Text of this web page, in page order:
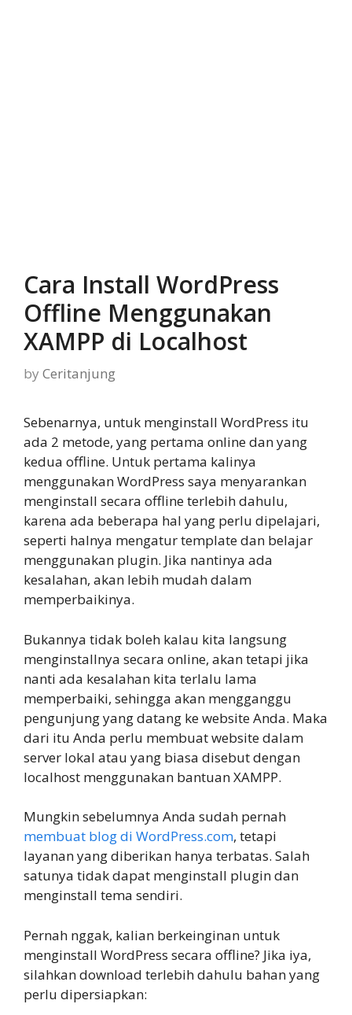
Cara Install WordPress
Offline Menggunakan
XAMPP di Localhost
by Ceritanjung
Sebenarnya, untuk menginstall WordPress itu
ada 2 metode, yang pertama online dan yang
kedua offline. Untuk pertama kalinya
menggunakan WordPress saya menyarankan
menginstall secara offline terlebih dahulu,
karena ada beberapa hal yang perlu dipelajari,
seperti halnya mengatur template dan belajar
menggunakan plugin. Jika nantinya ada
kesalahan, akan lebih mudah dalam
memperbaikinya.
Bukannya tidak boleh kalau kita langsung
menginstallnya secara online, akan tetapi jika
nanti ada kesalahan kita terlalu lama
memperbaiki, sehingga akan mengganggu
pengunjung yang datang ke website Anda. Maka
dari itu Anda perlu membuat website dalam
server lokal atau yang biasa disebut dengan
localhost menggunakan bantuan XAMPP.
Mungkin sebelumnya Anda sudah pernah
membuat blog di WordPress.com, tetapi
layanan yang diberikan hanya terbatas. Salah
satunya tidak dapat menginstall plugin dan
menginstall tema sendiri.
Pernah nggak, kalian berkeinginan untuk
menginstall WordPress secara offline? Jika iya,
silahkan download terlebih dahulu bahan yang
perlu dipersiapkan: